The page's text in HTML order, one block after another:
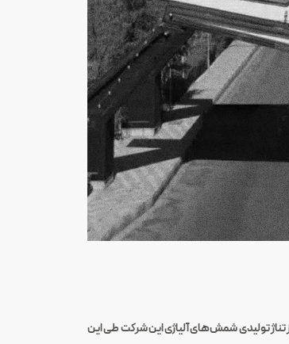
از تناژ تولیدی شمش‌های آلیاژی این شرکت طی این